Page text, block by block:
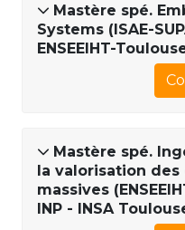
Mastère spé.
Systems (ISAE-
ENSEEIHT-
Mastère spé.
la valorisation des
massives
INP - INSA